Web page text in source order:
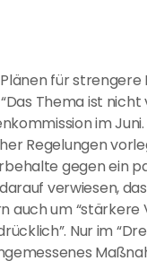
für strengere
Thema ist nicht
im
Regelungen
gegen ein
verwiesen,
auch um
Nur im